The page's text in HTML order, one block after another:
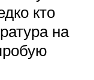
кто
на